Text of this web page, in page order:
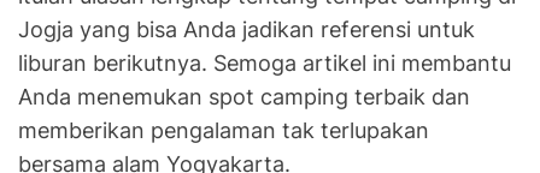
Jogja yang bisa Anda jadikan referensi untuk
liburan berikutnya. Semoga artikel ini membantu
Anda menemukan spot camping terbaik dan
memberikan pengalaman tak terlupakan
bersama alam Yogyakarta.